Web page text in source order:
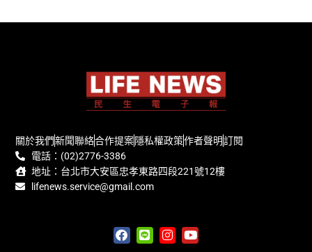
關於我們新聞聯絡合作提案隱私權政策作者聲明訂閱
電話：(02)2776-3386
地址：台北市大安區忠孝東路四段221號12樓
lifenews.service@gmail.com